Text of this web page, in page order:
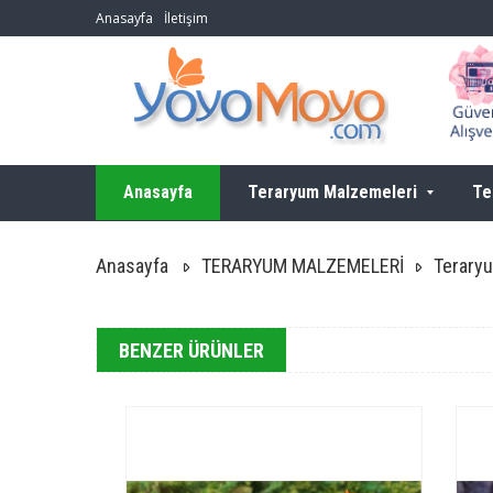
Anasayfa İletişim
Anasayfa Teraryum Malzemeleri
Anasayfa TERARYUM MALZEMELERİ
BENZER ÜRÜNLER